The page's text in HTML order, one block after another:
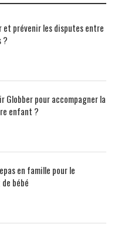
et prévenir les disputes entre
?
Globber pour accompagner la
enfant ?
en famille pour le
bébé